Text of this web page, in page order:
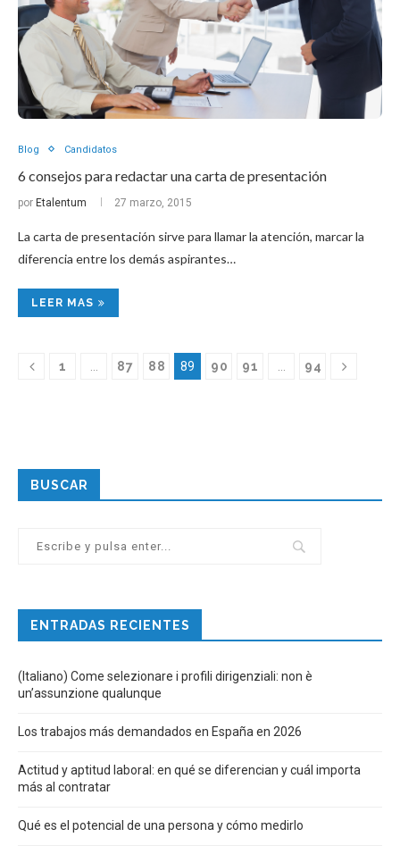
Blog Candidatos
6 consejos para redactar una carta de presentación
por Etalentum 27 marzo, 2015
La carta de presentación sirve para llamar la atención, marcar la
diferencia entre los demás aspirantes…
LEER MAS
1 87 88 89 90 91 94
BUSCAR
ENTRADAS RECIENTES
(Italiano) Come selezionare i profili dirigenziali: non è
un’assunzione qualunque
Los trabajos más demandados en España en 2026
Actitud y aptitud laboral: en qué se diferencian y cuál importa
más al contratar
Qué es el potencial de una persona y cómo medirlo